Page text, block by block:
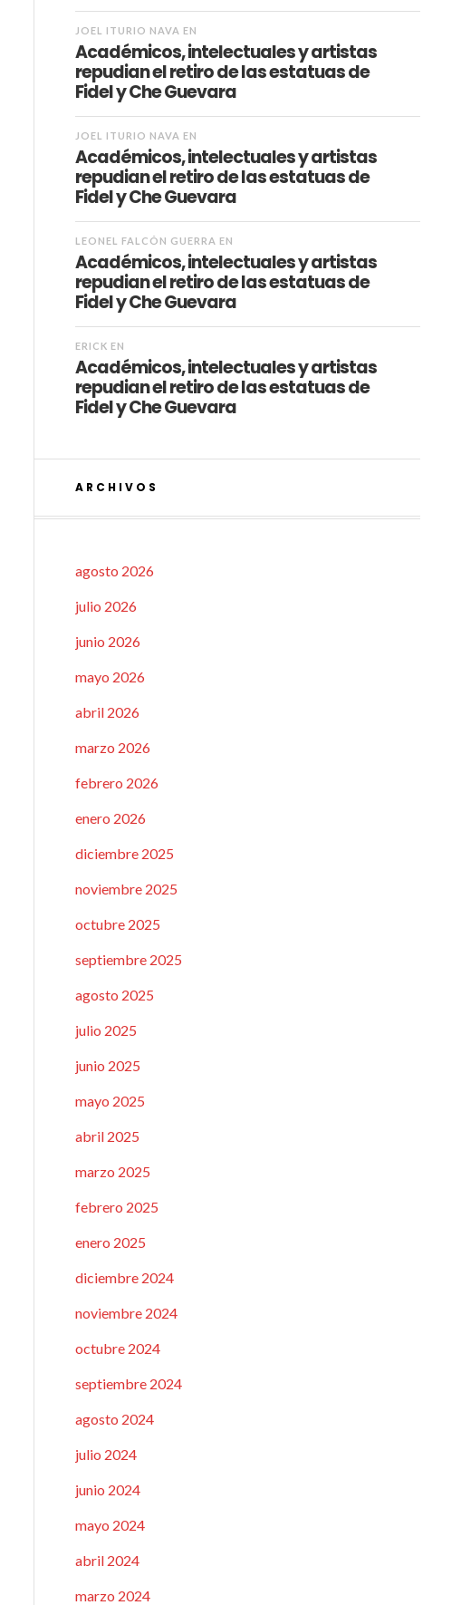
JOEL ITURIO NAVA EN
Académicos, intelectuales y artistas
repudian el retiro de las estatuas de
Fidel y Che Guevara
JOEL ITURIO NAVA EN
Académicos, intelectuales y artistas
repudian el retiro de las estatuas de
Fidel y Che Guevara
LEONEL FALCÓN GUERRA EN
Académicos, intelectuales y artistas
repudian el retiro de las estatuas de
Fidel y Che Guevara
ERICK EN
Académicos, intelectuales y artistas
repudian el retiro de las estatuas de
Fidel y Che Guevara
ARCHIVOS
agosto 2026
julio 2026
junio 2026
mayo 2026
abril 2026
marzo 2026
febrero 2026
enero 2026
diciembre 2025
noviembre 2025
octubre 2025
septiembre 2025
agosto 2025
julio 2025
junio 2025
mayo 2025
abril 2025
marzo 2025
febrero 2025
enero 2025
diciembre 2024
noviembre 2024
octubre 2024
septiembre 2024
agosto 2024
julio 2024
junio 2024
mayo 2024
abril 2024
marzo 2024